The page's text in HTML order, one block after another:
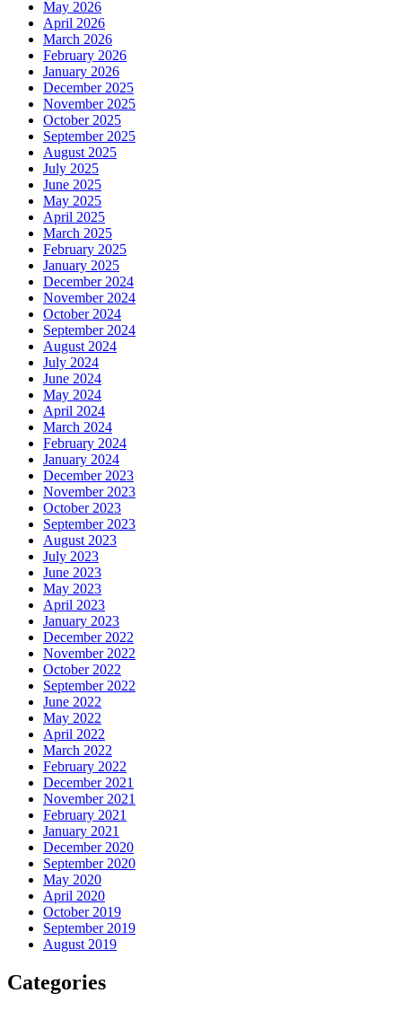
May 2026
April 2026
March 2026
February 2026
January 2026
December 2025
November 2025
October 2025
September 2025
August 2025
July 2025
June 2025
May 2025
April 2025
March 2025
February 2025
January 2025
December 2024
November 2024
October 2024
September 2024
August 2024
July 2024
June 2024
May 2024
April 2024
March 2024
February 2024
January 2024
December 2023
November 2023
October 2023
September 2023
August 2023
July 2023
June 2023
May 2023
April 2023
January 2023
December 2022
November 2022
October 2022
September 2022
June 2022
May 2022
April 2022
March 2022
February 2022
December 2021
November 2021
February 2021
January 2021
December 2020
September 2020
May 2020
April 2020
October 2019
September 2019
August 2019
Categories